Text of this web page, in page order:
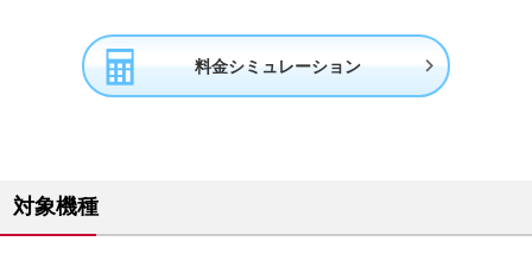
料金シミュレーション 
対象機種